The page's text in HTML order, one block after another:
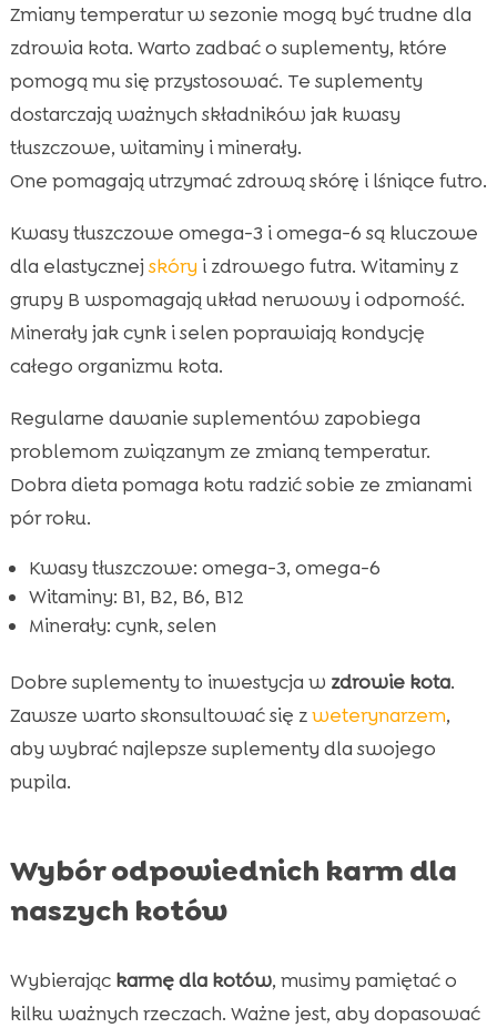
Zmiany temperatur w sezonie mogą być trudne dla
zdrowia kota. Warto zadbać o suplementy, które
pomogą mu się przystosować. Te suplementy
dostarczają ważnych składników jak kwasy
tłuszczowe, witaminy i minerały.
One pomagają utrzymać zdrową skórę i lśniące futro.
Kwasy tłuszczowe omega-3 i omega-6 są kluczowe
dla elastycznej skóry i zdrowego futra. Witaminy z
grupy B wspomagają układ nerwowy i odporność.
Minerały jak cynk i selen poprawiają kondycję
całego organizmu kota.
Regularne dawanie suplementów zapobiega
problemom związanym ze zmianą temperatur.
Dobra dieta pomaga kotu radzić sobie ze zmianami
pór roku.
Kwasy tłuszczowe: omega-3, omega-6
Witaminy: B1, B2, B6, B12
Minerały: cynk, selen
Dobre suplementy to inwestycja w zdrowie kota.
Zawsze warto skonsultować się zweterynarzem,
aby wybrać najlepsze suplementy dla swojego
pupila.
Wybór odpowiednich karm dla
naszych kotów
Wybierając karmę dla kotów, musimy pamiętać o
kilku ważnych rzeczach. Ważne jest, aby dopasować